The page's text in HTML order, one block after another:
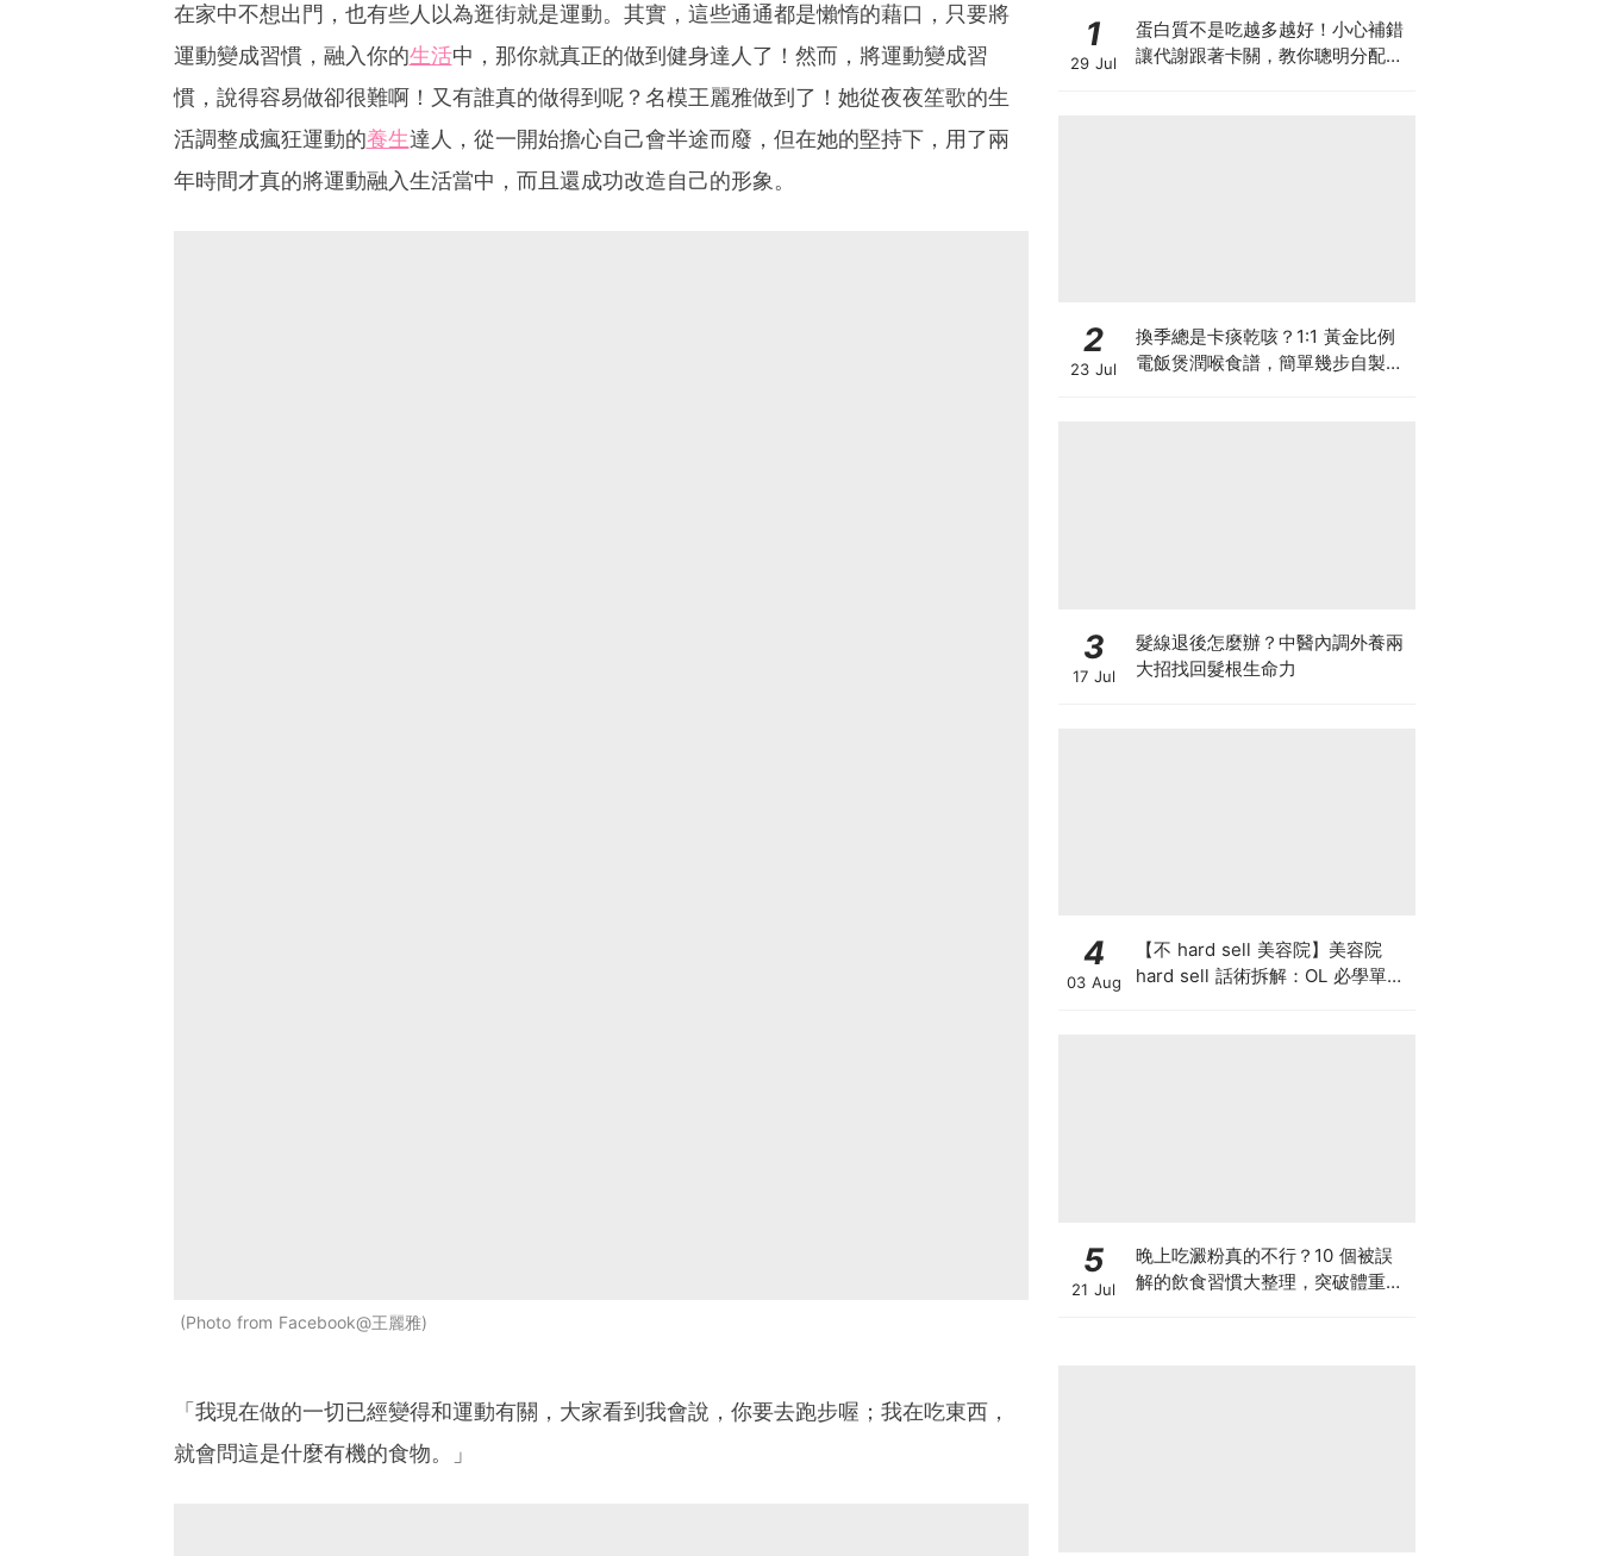
在家中不想出門，也有些人以為逛街就是運動。其實，這些通通都是懶惰的藉口，只要將
運動變成習慣，融入你的生活中，那你就真正的做到健身達人了！然而，將運動變成習
慣，說得容易做卻很難啊！又有誰真的做得到呢？名模王麗雅做到了！她從夜夜笙歌的生
活調整成瘋狂運動的養生達人，從一開始擔心自己會半途而廢，但在她的堅持下，用了兩
年時間才真的將運動融入生活當中，而且還成功改造自己的形象。
Photo from Facebook@王麗雅
「我現在做的一切已經變得和運動有關，大家看到我會說，你要去跑步喔；我在吃東西，
就會問這是什麼有機的食物。」
1
29 Jul
蛋白質不是吃越多越好！小心補錯
讓代謝跟著卡關，教你聰明分配三
2
23 Jul
換季總是卡痰乾咳？1:1 黃金比例
電飯煲潤喉食譜，簡單幾步自製天
3
17 Jul
髮線退後怎麼辦？中醫內調外養兩
大招找回髮根生命力
4
03 Aug
【不 hard sell 美容院】美容院
hard sell 話術拆解：OL 必學單次
5
21 Jul
晚上吃澱粉真的不行？10 個被誤
解的飲食習慣大整理，突破體重停